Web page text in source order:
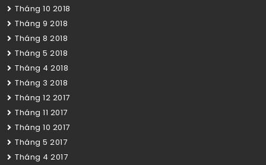
Tháng 10 2018
Tháng 9 2018
Tháng 8 2018
Tháng 5 2018
Tháng 4 2018
Tháng 3 2018
Tháng 12 2017
Tháng 11 2017
Tháng 10 2017
Tháng 5 2017
Tháng 4 2017